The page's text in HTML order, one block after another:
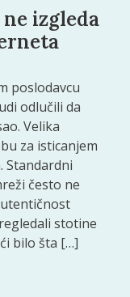
izgleda
poslodavcu
odlučili da
Velika
za isticanjem
Standardni
često ne
stotine
bilo šta […]